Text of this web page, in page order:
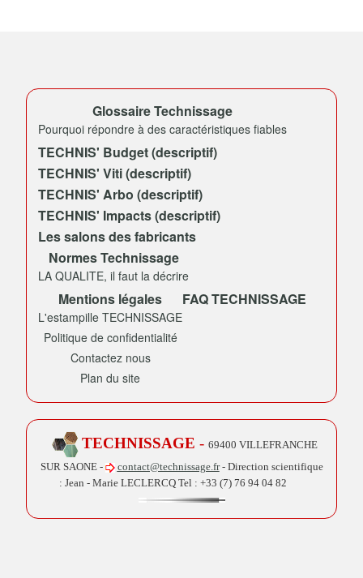
Glossaire Technissage
Pourquoi répondre à des caractéristiques fiables
TECHNIS' Budget (descriptif)
TECHNIS' Viti (descriptif)
TECHNIS' Arbo (descriptif)
TECHNIS' Impacts (descriptif)
Les salons des fabricants
Normes Technissage
LA QUALITE, il faut la décrire
Mentions légales
L'estampille TECHNISSAGE
Politique de confidentialité
Contactez nous
Plan du site
FAQ TECHNISSAGE
TECHNISSAGE - 69400 VILLEFRANCHE
SUR SAONE -
contact@technissage.fr- Direction scientifique
: Jean - Marie LECLERCQ Tel : +33 (7) 76 94 04 82